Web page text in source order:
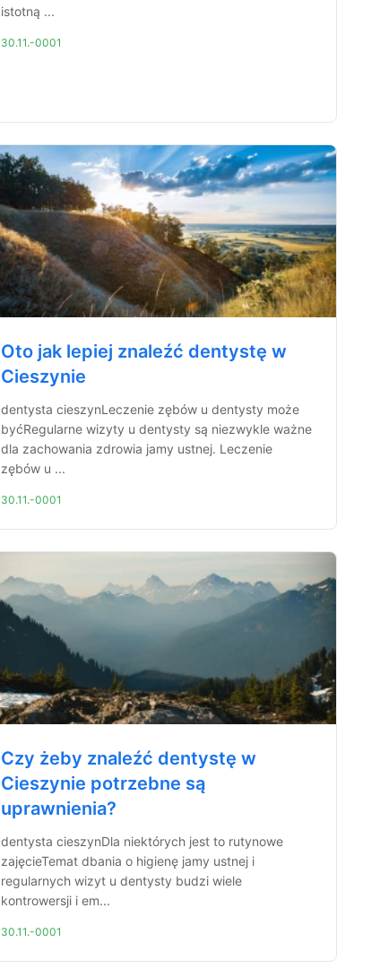
istotną ...
30.11.-0001
Oto jak lepiej znaleźć dentystę w
Cieszynie
dentysta cieszynLeczenie zębów u dentysty może
byćRegularne wizyty u dentysty są niezwykle ważne
dla zachowania zdrowia jamy ustnej. Leczenie
zębów u ...
30.11.-0001
Czy żeby znaleźć dentystę w
Cieszynie potrzebne są
uprawnienia?
dentysta cieszynDla niektórych jest to rutynowe
zajęcieTemat dbania o higienę jamy ustnej i
regularnych wizyt u dentysty budzi wiele
kontrowersji i em...
30.11.-0001